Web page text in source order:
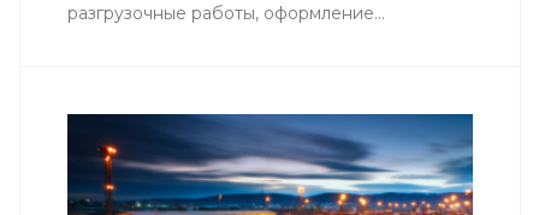
разгрузочные работы, оформление...